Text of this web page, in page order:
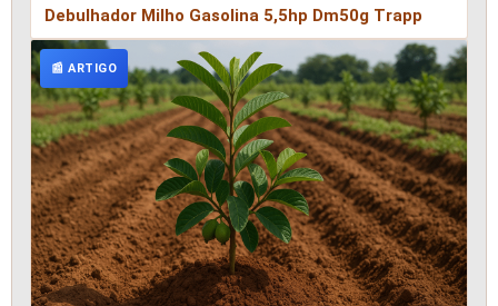
Debulhador Milho Gasolina 5,5hp Dm50g Trapp
📰 ARTIGO